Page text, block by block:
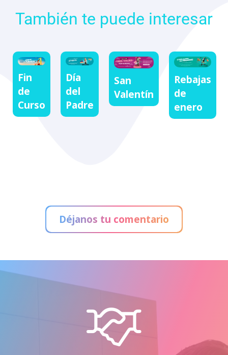
También te puede interesar
Fin
de
Curso
Día
del
Padre
San
Valentín
Rebajas
de
enero
Déjanos tu comentario